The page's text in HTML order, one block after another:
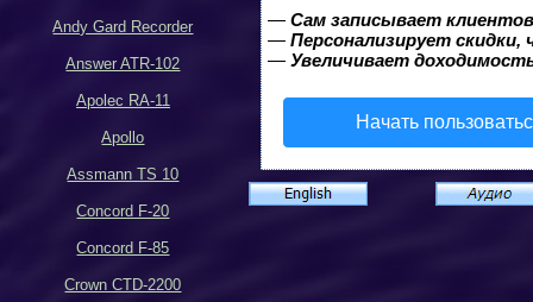
Andy Gard Recorder
Answer ATR-102
Apolec RA-11
Apollo
Assmann TS 10
Concord F-20
Concord F-85
Crown CTD-2200
— Сам записывает
— Персонализирует
— Увеличивает
Начать